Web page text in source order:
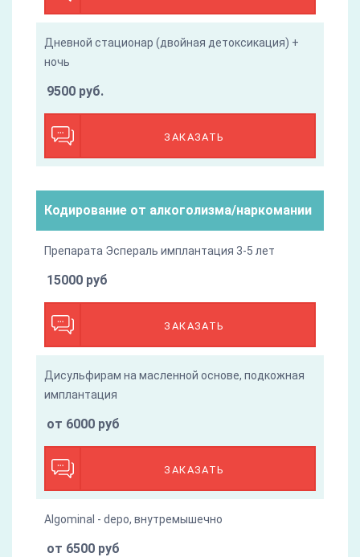
Дневной стационар (двойная детоксикация) +
ночь
ЗАКАЗАТЬ
9500 руб.
Кодирование от алкоголизма/наркомании
Препарата Эспераль имплантация 3-5 лет
ЗАКАЗАТЬ
15000 руб
Дисульфирам на масленной основе, подкожная
имплантация
ЗАКАЗАТЬ
от 6000 руб
Algominal - depo, внутремышечно
от 6500 руб